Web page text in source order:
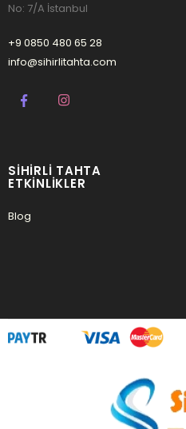
No: 7/A İstanbul
+9 0850 480 65 28
info@sihirlitahta.com
SIHIRLI TAHTA
ETKINLIKLER
Blog